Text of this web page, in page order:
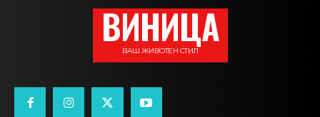
ВИНИЦА
ВАШ ЖИВОТЕН СТИЛ